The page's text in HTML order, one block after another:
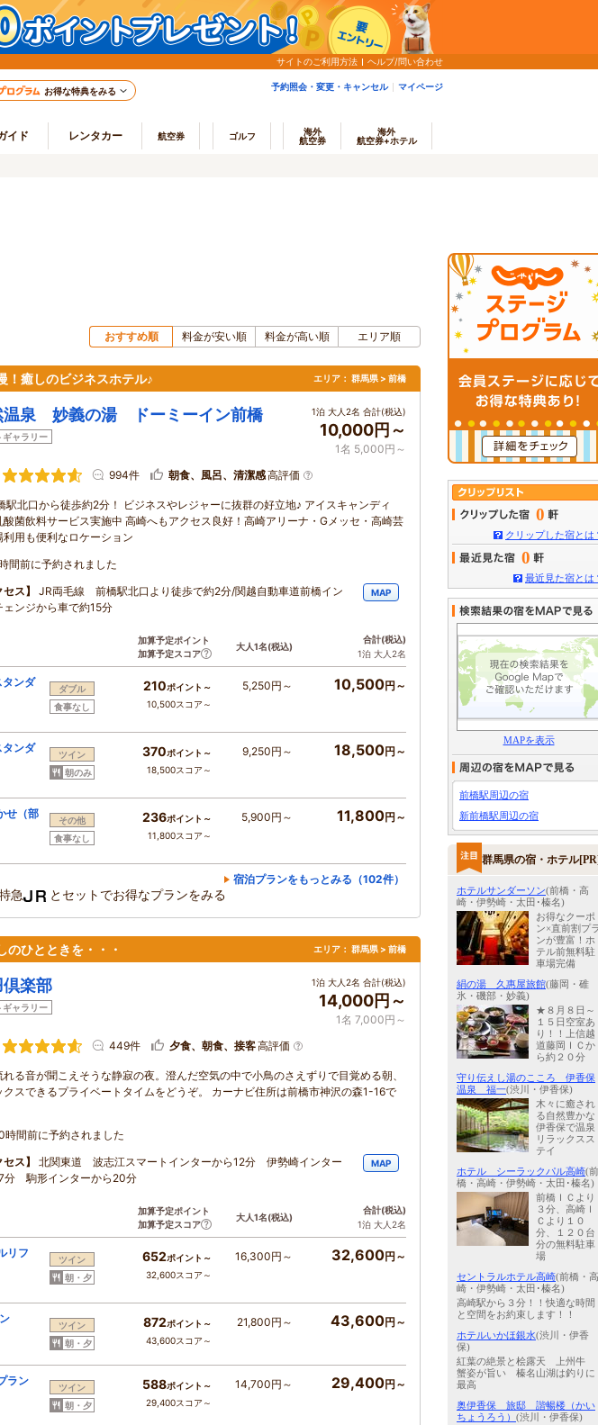
サイトのご利用方法 ヘルプ/問い合わせ
お得な特典をみる 予約照会・変更・キャンセル マイページ
イド レンタカー 航空券 ゴルフ
海外
航空券
海外
航空券+ホテル
おすすめ順 料金が安い順 料金が高い順 エリア順
！癒しのビジネスホテル♪ エリア： 群馬県 > 前橋
温泉 妙義の湯 ドーミーイン前橋
ギャラリー
1泊 大人2名 合計(税込)
10,000円～
1名 5,000円～
994件 朝食、風呂、清潔感高評価
駅北口から徒歩約2分！ ビジネスやレジャーに抜群の好立地♪ アイスキャンディ
酸菌飲料サービス実施中 高崎へもアクセス良好！高崎アリーナ・Gメッセ・高崎芸
利用も便利なロケーション
間前に予約されました
セス】
JR両毛線 前橋駅北口より徒歩で約2分/関越自動車道前橋イン
ェンジから車で約15分
MAP
加算予定ポイント
加算予定スコア
大人1名(税込)
合計(税込)
1泊 大人2名
タンダ
ダブル
食事なし
210ポイント～
10,500スコア～
5,250円～ 10,500円～
タンダ
ツイン
朝のみ
370ポイント～
18,500スコア～
9,250円～ 18,500円～
せ（部
その他
食事なし
236ポイント～
11,800スコア～
5,900円～ 11,800円～
宿泊プランをもっとみる（102件）
急 とセットでお得なプランをみる
ひとときを・・・ エリア： 群馬県 > 前橋
楽部
ギャラリー
1泊 大人2名 合計(税込)
14,000円～
1名 7,000円～
449件 夕食、朝食、接客高評価
れる音が聞こえそうな静寂の夜。澄んだ空気の中で小鳥のさえずりで目覚める朝、
クスできるプライベートタイムをどうぞ。 カーナビ住所は前橋市神沢の森1-16で
時間前に予約されました
セス】
北関東道 波志江スマートインターから12分 伊勢崎インター
分 駒形インターから20分
MAP
加算予定ポイント
加算予定スコア
大人1名(税込)
合計(税込)
1泊 大人2名
リフ
ツイン
朝・夕
652ポイント～
32,600スコア～
16,300円～ 32,600円～
ツイン
朝・夕
872ポイント～
43,600スコア～
21,800円～ 43,600円～
ラン
ツイン
朝・夕
588ポイント～
29,400スコア～
14,700円～ 29,400円～
0
クリップした宿とは
0
最近見た宿とは
MAPを表示
前橋駅周辺の宿
新前橋駅周辺の宿
群馬県の宿・ホテル
ホテルサンダーソン(前橋・高
崎・伊勢崎・太田･榛名)
お得なクーポ
ン×直前割プ
ンが豊富！ホ
テル前無料駐
車場完備
絹の湯 久惠屋旅館(藤岡・碓
氷・磯部・妙義)
★８月８日～
１５日空室あ
り！！上信越
道藤岡ＩＣか
ら約２０分
守り伝えし湯のこころ 伊香保
温泉 福一(渋川・伊香保)
木々に癒され
る自然豊かな
伊香保で温泉
リラックスス
テイ
ホテル シーラックパル高崎(前
橋・高崎・伊勢崎・太田･榛名)
前橋ＩＣより
３分、高崎Ｉ
Ｃより１０
分、１２０台
分の無料駐車
場
セントラルホテル高崎(前橋・高
崎・伊勢崎・太田･榛名)
高崎駅から３分！！快適な時間
と空間をお約束します！！
ホテルいかほ銀水(渋川・伊香
保)
紅葉の絶景と桧露天 上州牛
蟹姿が旨い 榛名山湖は釣りに
最高
奥伊香保 旅邸 諧暢楼（かい
ちょうろう） (渋川・伊香保)